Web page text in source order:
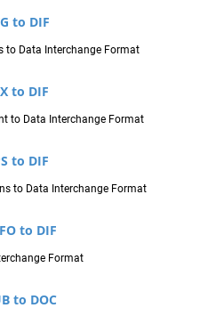
to DIF
to Data Interchange Format
to DIF
to Data Interchange Format
to DIF
to Data Interchange Format
to DIF
Format
to DOC